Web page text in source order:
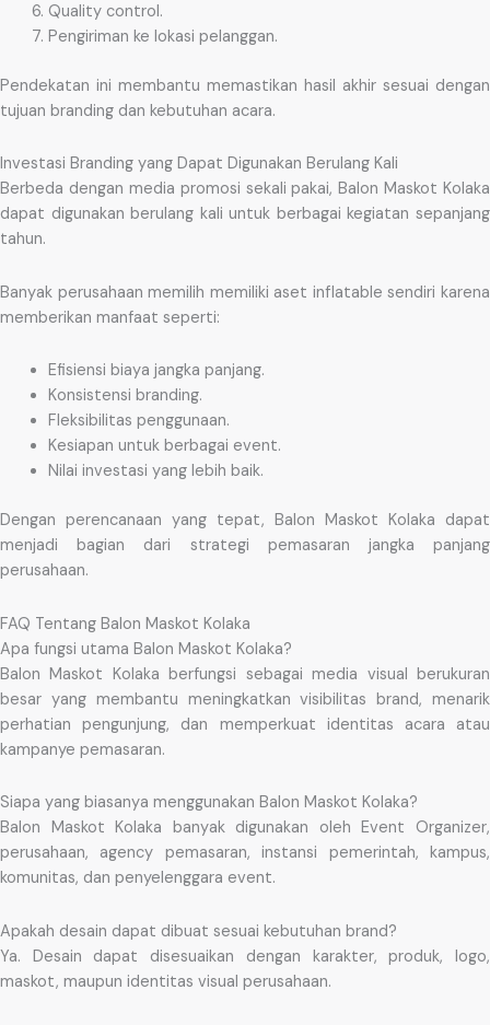
Quality control.
Pengiriman ke lokasi pelanggan.
Pendekatan ini membantu memastikan hasil akhir sesuai dengan
tujuan branding dan kebutuhan acara.
Investasi Branding yang Dapat Digunakan Berulang Kali
Berbeda dengan media promosi sekali pakai, Balon Maskot Kolaka
dapat digunakan berulang kali untuk berbagai kegiatan sepanjang
tahun.
Banyak perusahaan memilih memiliki aset inflatable sendiri karena
memberikan manfaat seperti:
Efisiensi biaya jangka panjang.
Konsistensi branding.
Fleksibilitas penggunaan.
Kesiapan untuk berbagai event.
Nilai investasi yang lebih baik.
Dengan perencanaan yang tepat, Balon Maskot Kolaka dapat
menjadi bagian dari strategi pemasaran jangka panjang
perusahaan.
FAQ Tentang Balon Maskot Kolaka
Apa fungsi utama Balon Maskot Kolaka?
Balon Maskot Kolaka berfungsi sebagai media visual berukuran
besar yang membantu meningkatkan visibilitas brand, menarik
perhatian pengunjung, dan memperkuat identitas acara atau
kampanye pemasaran.
Siapa yang biasanya menggunakan Balon Maskot Kolaka?
Balon Maskot Kolaka banyak digunakan oleh Event Organizer,
perusahaan, agency pemasaran, instansi pemerintah, kampus,
komunitas, dan penyelenggara event.
Apakah desain dapat dibuat sesuai kebutuhan brand?
Ya. Desain dapat disesuaikan dengan karakter, produk, logo,
maskot, maupun identitas visual perusahaan.